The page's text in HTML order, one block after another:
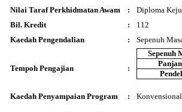
Nilai Taraf Perkhidmatan Awam
:
Diploma
Bil. Kredit
:
112
Kaedah Pengendalian
: Sepenuh
Tempoh Pengajian :
Sepenuh
Kaedah Penyampaian Program : Konvensional